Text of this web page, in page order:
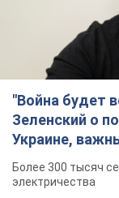
"Война будет
Зеленский о
Украине,
противника.
Более 300 тысяч
электричества